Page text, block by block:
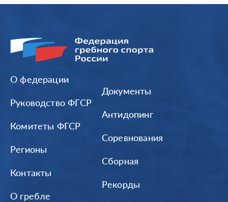
О федерации
Руководство ФГСР
Комитеты ФГСР
Регионы
Контакты
О гребле
Документы
Антидопинг
Соревнования
Сборная
Рекорды